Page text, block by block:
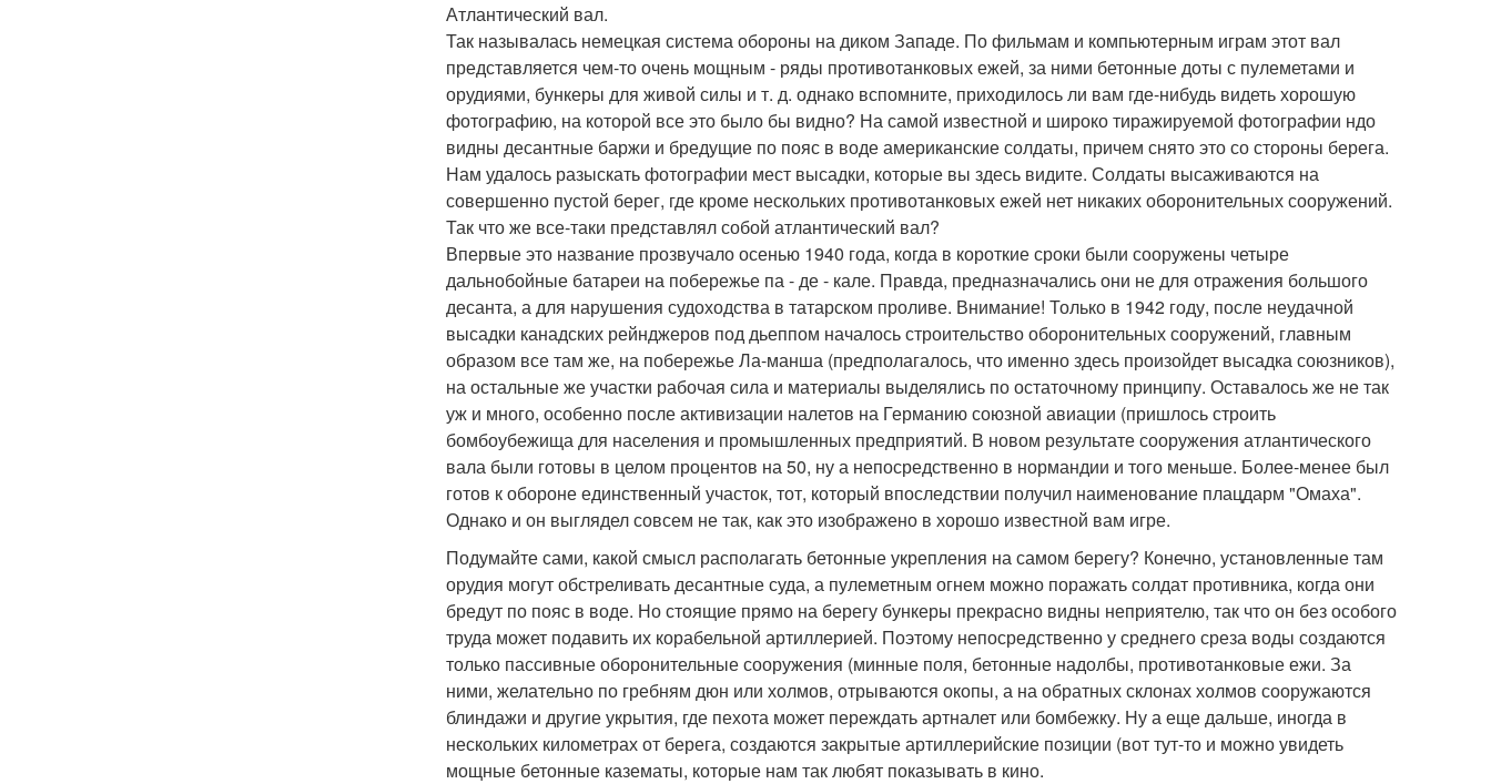
Атлантический вал.
Так называлась немецкая система обороны на диком Западе. По фильмам и компьютерным играм этот вал
представляется чем-то очень мощным - ряды противотанковых ежей, за ними бетонные доты с пулеметами и
орудиями, бункеры для живой силы и т. д. однако вспомните, приходилось ли вам где-нибудь видеть хорошую
фотографию, на которой все это было бы видно? На самой известной и широко тиражируемой фотографии ндо
видны десантные баржи и бредущие по пояс в воде американские солдаты, причем снято это со стороны берега.
Нам удалось разыскать фотографии мест высадки, которые вы здесь видите. Солдаты высаживаются на
совершенно пустой берег, где кроме нескольких противотанковых ежей нет никаких оборонительных сооружений.
Так что же все-таки представлял собой атлантический вал?
Впервые это название прозвучало осенью 1940 года, когда в короткие сроки были сооружены четыре
дальнобойные батареи на побережье па - де - кале. Правда, предназначались они не для отражения большого
десанта, а для нарушения судоходства в татарском проливе. Внимание! Только в 1942 году, после неудачной
высадки канадских рейнджеров под дьеппом началось строительство оборонительных сооружений, главным
образом все там же, на побережье Ла-манша (предполагалось, что именно здесь произойдет высадка союзников),
на остальные же участки рабочая сила и материалы выделялись по остаточному принципу. Оставалось же не так
уж и много, особенно после активизации налетов на Германию союзной авиации (пришлось строить
бомбоубежища для населения и промышленных предприятий. В новом результате сооружения атлантического
вала были готовы в целом процентов на 50, ну а непосредственно в нормандии и того меньше. Более-менее был
готов к обороне единственный участок, тот, который впоследствии получил наименование плацдарм "Омаха".
Однако и он выглядел совсем не так, как это изображено в хорошо известной вам игре.
Подумайте сами, какой смысл располагать бетонные укрепления на самом берегу? Конечно, установленные там
орудия могут обстреливать десантные суда, а пулеметным огнем можно поражать солдат противника, когда они
бредут по пояс в воде. Но стоящие прямо на берегу бункеры прекрасно видны неприятелю, так что он без особого
труда может подавить их корабельной артиллерией. Поэтому непосредственно у среднего среза воды создаются
только пассивные оборонительные сооружения (минные поля, бетонные надолбы, противотанковые ежи. За
ними, желательно по гребням дюн или холмов, отрываются окопы, а на обратных склонах холмов сооружаются
блиндажи и другие укрытия, где пехота может переждать артналет или бомбежку. Ну а еще дальше, иногда в
нескольких километрах от берега, создаются закрытые артиллерийские позиции (вот тут-то и можно увидеть
мощные бетонные казематы, которые нам так любят показывать в кино.